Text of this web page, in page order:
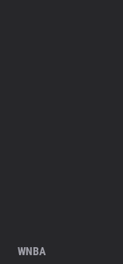
WNBA